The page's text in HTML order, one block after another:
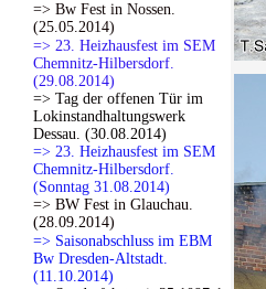
=> Bw Fest in Nossen.
(25.05.2014)
=> 23. Heizhausfest im SEM
Chemnitz-Hilbersdorf.
(29.08.2014)
=> Tag der offenen Tür im
Lokinstandhaltungswerk
Dessau. (30.08.2014)
=> 23. Heizhausfest im SEM
Chemnitz-Hilbersdorf.
(Sonntag 31.08.2014)
=> BW Fest in Glauchau.
(28.09.2014)
=> Saisonabschluss im EBM
Bw Dresden-Altstadt.
(11.10.2014)